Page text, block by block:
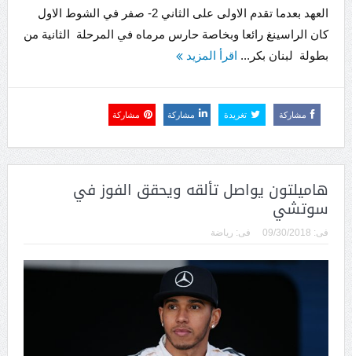
العهد بعدما تقدم الاولى على الثاني 2- صفر في الشوط الاول
كان الراسينغ رائعا وبخاصة حارس مرماه في المرحلة الثانية من
بطولة لبنان بكر... اقرأ المزيد
مشاركة تغريدة مشاركة مشاركة
هاميلتون يواصل تألقه ويحقق الفوز في
سوتشي
فى: 09/30/2018 فى: رياضة